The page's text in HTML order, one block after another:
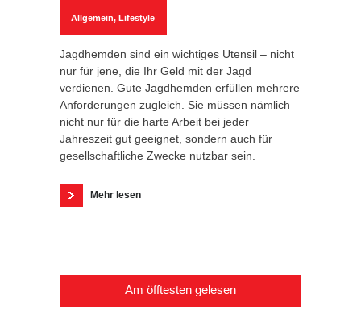
Allgemein, Lifestyle
Jagdhemden sind ein wichtiges Utensil – nicht
nur für jene, die Ihr Geld mit der Jagd
verdienen. Gute Jagdhemden erfüllen mehrere
Anforderungen zugleich. Sie müssen nämlich
nicht nur für die harte Arbeit bei jeder
Jahreszeit gut geeignet, sondern auch für
gesellschaftliche Zwecke nutzbar sein.
Mehr lesen
Am öfftesten gelesen